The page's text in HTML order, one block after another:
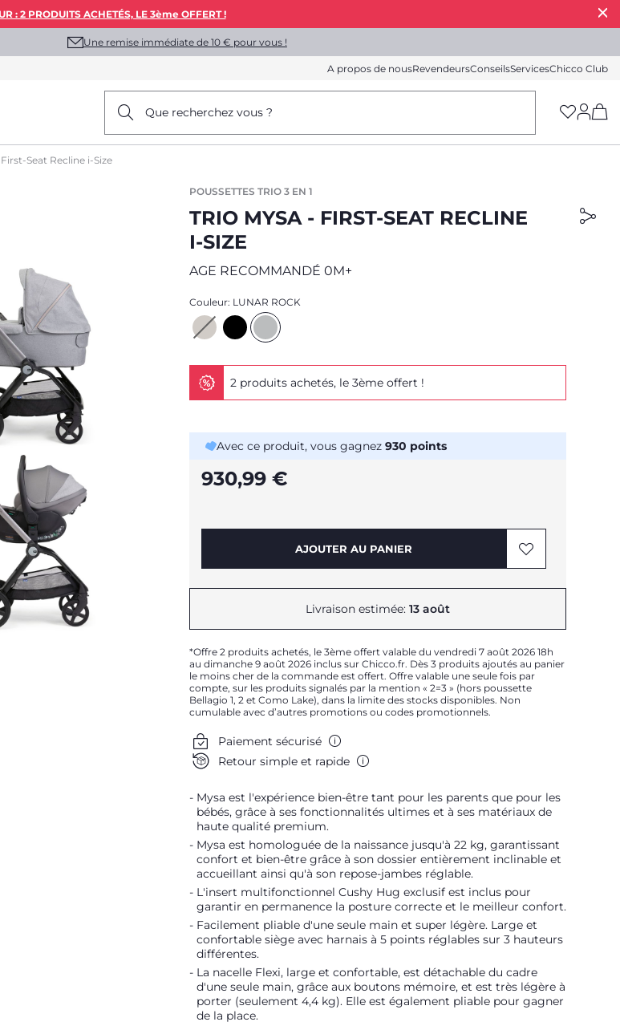
: 2 PRODUITS ACHETÉS, LE 3ème OFFERT !
Une remise immédiate de 10 € pour vous !
A propos de nousRevendeursConseilsServicesChicco Club
Que recherchez vous ?
Seat Recline i-Size
POUSSETTES TRIO 3 EN 1
TRIO MYSA - FIRST-SEAT RECLINE
I-SIZE
AGE RECOMMANDÉ 0M+
Couleur: LUNAR ROCK
2 produits achetés, le 3ème offert !
Avec ce produit, vous gagnez 930 points
930,99 €
AJOUTER AU PANIER
Livraison estimée: 13 août
*Offre 2 produits achetés, le 3ème offert valable du vendredi 7 août 2026 18h
au dimanche 9 août 2026 inclus sur Chicco.fr. Dès 3 produits ajoutés au panier
le moins cher de la commande est offert. Offre valable une seule fois par
compte, sur les produits signalés par la mention « 2=3 » (hors poussette
Bellagio 1, 2 et Como Lake), dans la limite des stocks disponibles. Non
cumulable avec d’autres promotions ou codes promotionnels.
Paiement sécurisé
Retour simple et rapide
Mysa est l'expérience bien-être tant pour les parents que pour les
bébés, grâce à ses fonctionnalités ultimes et à ses matériaux de
haute qualité premium.
Mysa est homologuée de la naissance jusqu'à 22 kg, garantissant
confort et bien-être grâce à son dossier entièrement inclinable et
accueillant ainsi qu'à son repose-jambes réglable.
L'insert multifonctionnel Cushy Hug exclusif est inclus pour
garantir en permanence la posture correcte et le meilleur confort.
Facilement pliable d'une seule main et super légère. Large et
confortable siège avec harnais à 5 points réglables sur 3 hauteurs
différentes.
La nacelle Flexi, large et confortable, est détachable du cadre
d'une seule main, grâce aux boutons mémoire, et est très légère à
porter (seulement 4,4 kg). Elle est également pliable pour gagner
de la place.